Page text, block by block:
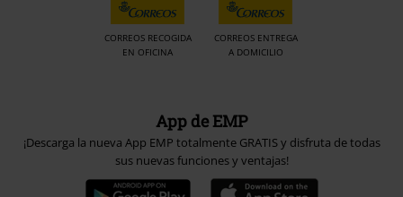
CORREOS RECOGIDA
EN OFICINA
CORREOS ENTREGA
A DOMICILIO
App de EMP
¡Descarga la nueva App EMP totalmente GRATIS y disfruta de todas
sus nuevas funciones y ventajas!